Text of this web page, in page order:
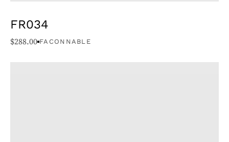
FR034
$288.00 FACONNABLE